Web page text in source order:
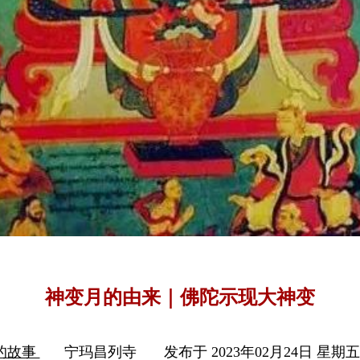
神变月的由来｜佛陀示现大神变
故事 宁玛昌列寺 发布于 2023年02月24日 星期